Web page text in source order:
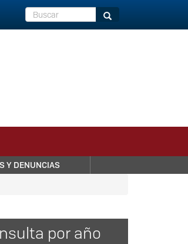
Buscar Buscar
Y DENUNCIAS
por año